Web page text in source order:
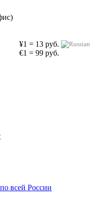
¥1 = 13 руб.
€1 = 99 руб.
всей России